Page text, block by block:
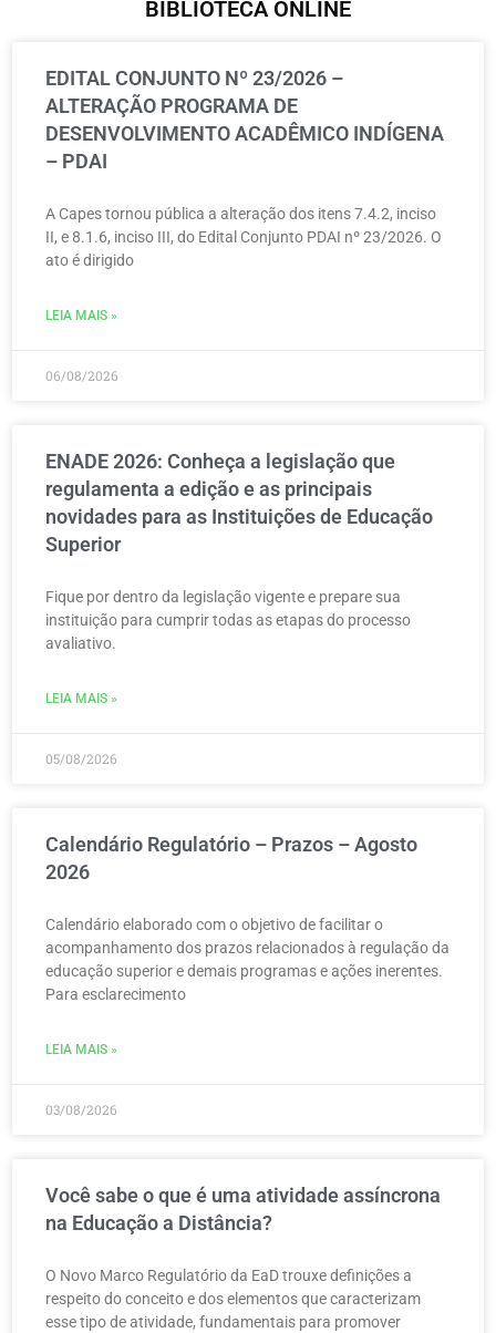
BIBLIOTECA ONLINE
EDITAL CONJUNTO Nº 23/2026 –
ALTERAÇÃO PROGRAMA DE
DESENVOLVIMENTO ACADÊMICO INDÍGENA
– PDAI
A Capes tornou pública a alteração dos itens 7.4.2, inciso
II, e 8.1.6, inciso III, do Edital Conjunto PDAI nº 23/2026. O
ato é dirigido
LEIA MAIS »
06/08/2026
ENADE 2026: Conheça a legislação que
regulamenta a edição e as principais
novidades para as Instituições de Educação
Superior
Fique por dentro da legislação vigente e prepare sua
instituição para cumprir todas as etapas do processo
avaliativo.
LEIA MAIS »
05/08/2026
Calendário Regulatório – Prazos – Agosto
2026
Calendário elaborado com o objetivo de facilitar o
acompanhamento dos prazos relacionados à regulação da
educação superior e demais programas e ações inerentes.
Para esclarecimento
LEIA MAIS »
03/08/2026
Você sabe o que é uma atividade assíncrona
na Educação a Distância?
O Novo Marco Regulatório da EaD trouxe definições a
respeito do conceito e dos elementos que caracterizam
esse tipo de atividade, fundamentais para promover